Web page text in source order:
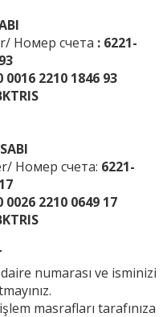
Номер счета : 6221-
0016 2210 1846 93
Номер счета: 6221-
0026 2210 0649 17
numarası ve isminizi
masrafları tarafınıza